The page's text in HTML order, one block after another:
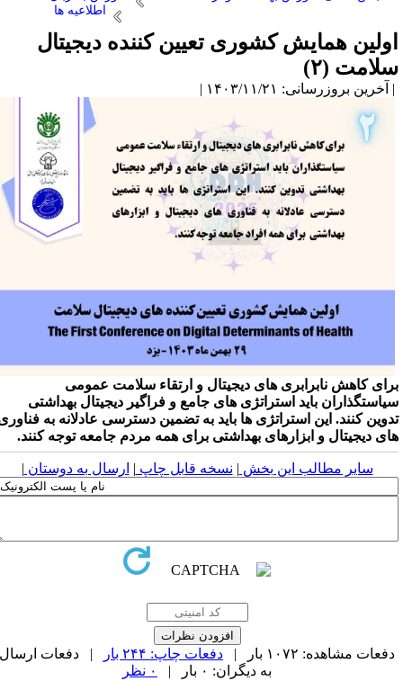
اطلاعیه ها
همایش کشوری تعیین کننده دیجیتال
(۲)
بروزرسانی: ۱۴۰۳/۱۱/۲۱ |
کاهش نابرابری های دیجیتال و ارتقاء سلامت عمومی
باید استراتژی های جامع و فراگیر دیجیتال بهداشتی
کنند. این استراتژی ها باید به تضمین دسترسی عادلانه به فناوری
دیجیتال و ابزارهای بهداشتی برای همه مردم جامعه توجه کنند.
سایر مطالب این بخش | نسخه قابل چاپ| ارسال به دوستان|
دفعات مشاهده: ۱۰۷۲ بار | دفعات چاپ: ۲۴۴ بار
| دفعات ارسال
به دیگران: ۰ بار |